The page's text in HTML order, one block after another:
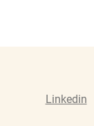
Linkedin